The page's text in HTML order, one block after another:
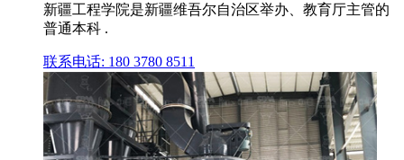
新疆工程学院是新疆维吾尔自治区举办、教育厅主管的
普通本科 .
联系电话: 180 3780 8511